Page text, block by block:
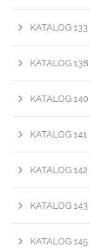
KATALOG 133
KATALOG 138
KATALOG 140
KATALOG 141
KATALOG 142
KATALOG 143
KATALOG 145